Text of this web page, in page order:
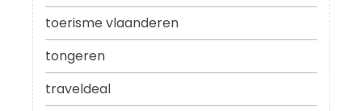
toerisme vlaanderen
tongeren
traveldeal